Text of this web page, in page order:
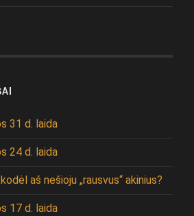
31 d. laida
24 d. laida
aš nešioju „rausvus“ akinius?
17 d. laida